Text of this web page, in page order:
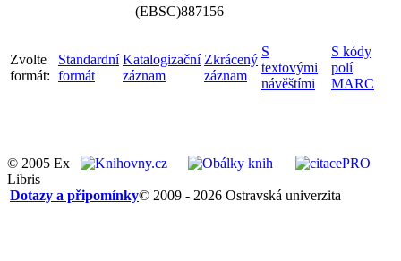
(EBSC)887156
Zvolte
formát:
Standardní
formát
Katalogizační
záznam
Zkrácený
záznam
S
textovými
návěštími
S kódy
polí
MARC
© 2005 Ex
Libris
© 2009 - 2026 Ostravská univerzita
Dotazy a připomínky